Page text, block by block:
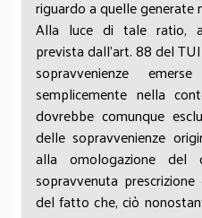
ter, Tuir, che come noto
“Non si considerano,
le riduzioni dei debiti
concordato fallimentare
Senza addentrarci in
legislativa, pare che la
letterale impiegata dal
sorta di “presunzione
proprio mediante
considerano”. E, ancora,
riguardo a quelle
Alla luce di tale ratio,
prevista dall’art. 88 del
sopravvenienze
semplicemente nella
dovrebbe comunque
delle sopravvenienze
alla omologazione del
sopravvenuta
del fatto che, ciò